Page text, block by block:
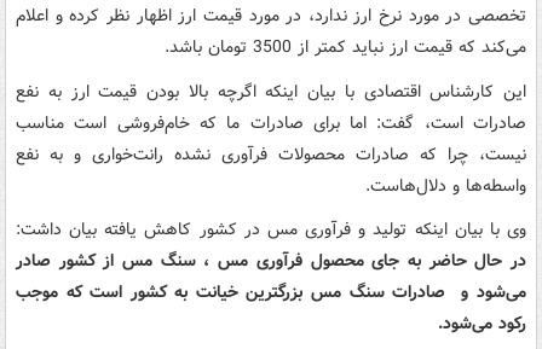
تخصصی در مورد نرخ ارز ندارد، در مورد قیمت ارز اظهار نظر کرده و اعلام
می‌کند که قیمت ارز نباید کمتر از 3500 تومان باشد.
این کارشناس اقتصادی با بیان اینکه اگرچه بالا بودن قیمت ارز به نفع
صادرات است، گفت: اما برای صادرات ما که خام‌فروشی است مناسب
نیست، چرا که صادرات محصولات فرآوری نشده رانت‌خواری و به نفع
واسطه‌ها و دلال‌هاست.
وی با بیان اینکه تولید و فرآوری مس در کشور کاهش یافته بیان داشت:
در حال حاضر به جای محصول فرآوری مس ، سنگ مس از کشور صادر
می‌شود و صادرات سنگ مس بزرگترین خیانت به کشور است که موجب
رکود می‌شود.